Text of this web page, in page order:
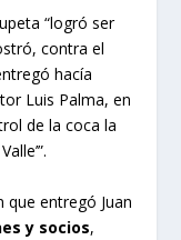
“logró ser
contra el
hacía
Luis Palma, en
de la coca la
entregó Juan
y socios,